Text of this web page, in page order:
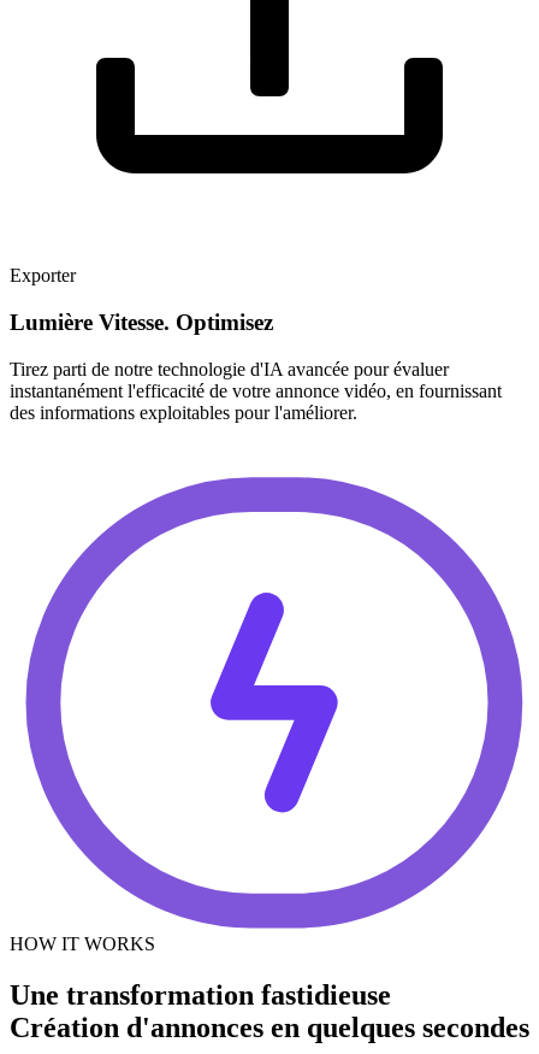
Exporter
Lumière Vitesse. Optimisez
Tirez parti de notre technologie d'IA avancée pour évaluer
instantanément l'efficacité de votre annonce vidéo, en fournissant
des informations exploitables pour l'améliorer.
HOW IT WORKS
Une transformation fastidieuse
Création d'annonces en quelques secondes